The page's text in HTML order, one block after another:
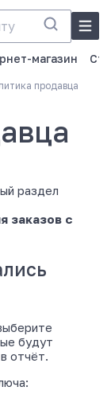
магазин
продавца